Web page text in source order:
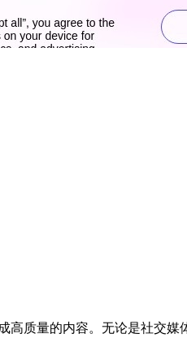
高质量的内容。无论是社交